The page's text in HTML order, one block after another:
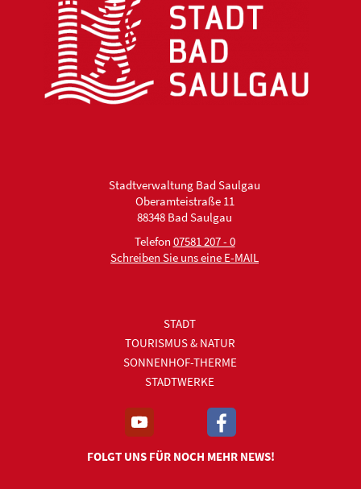
Stadtverwaltung Bad Saulgau
Oberamteistraße 11
88348 Bad Saulgau
Telefon 07581 207 - 0
Schreiben Sie uns eine E-MAIL
STADT
TOURISMUS & NATUR
SONNENHOF-THERME
STADTWERKE
FOLGT UNS FÜR NOCH MEHR NEWS!